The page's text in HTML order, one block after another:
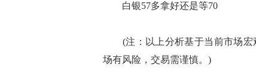
白银57多拿好还是等70
(注：以上分析基于当前市场宏
场有风险，交易需谨慎。)